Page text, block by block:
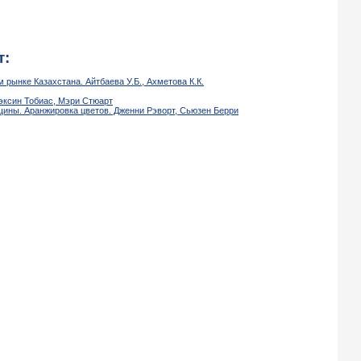
Казахстана. Айтбаева У.Б., Ахметова К.К.
Тобиас, Мэри Стюарт
Аранжировка цветов. Дженни Рэворт, Сьюзен Берри